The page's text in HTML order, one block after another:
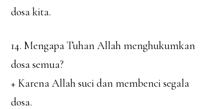
dosa kita.
14. Mengapa Tuhan Allah menghukumkan
dosa semua?
+ Karena Allah suci dan membenci segala
dosa.